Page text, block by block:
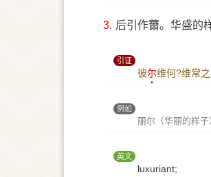
3. 后引作薾。华盛的
引证
彼尔维何?维常之
例如
丽尔（华丽的样子
英文
luxuriant;